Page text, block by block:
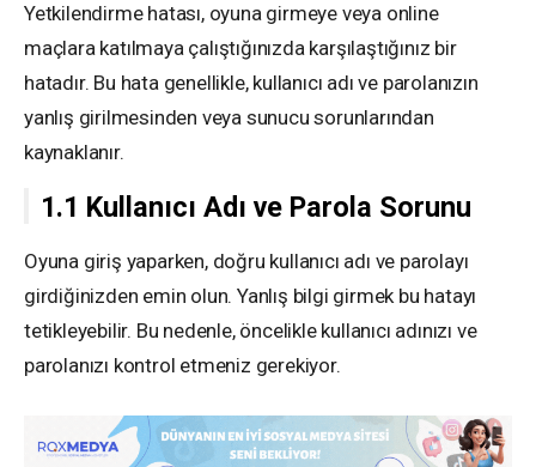
Yetkilendirme hatası, oyuna girmeye veya online
maçlara katılmaya çalıştığınızda karşılaştığınız bir
hatadır. Bu hata genellikle, kullanıcı adı ve parolanızın
yanlış girilmesinden veya sunucu sorunlarından
kaynaklanır.
1.1 Kullanıcı Adı ve Parola Sorunu
Oyuna giriş yaparken, doğru kullanıcı adı ve parolayı
girdiğinizden emin olun. Yanlış bilgi girmek bu hatayı
tetikleyebilir. Bu nedenle, öncelikle kullanıcı adınızı ve
parolanızı kontrol etmeniz gerekiyor.